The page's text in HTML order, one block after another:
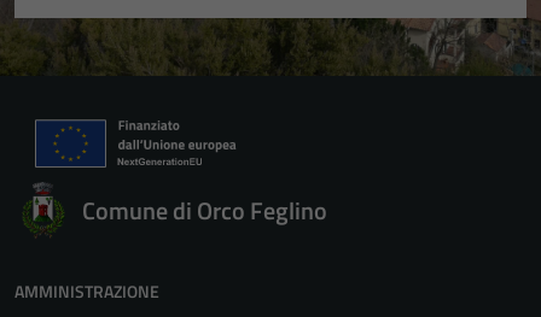
Comune di Orco Feglino
AMMINISTRAZIONE